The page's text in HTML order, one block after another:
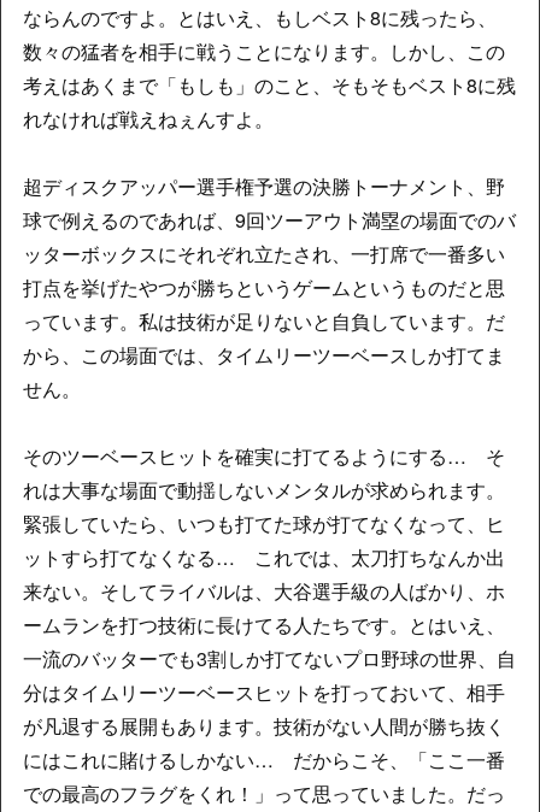
ならんのですよ。とはいえ、もしベスト8に残ったら、
数々の猛者を相手に戦うことになります。しかし、この
考えはあくまで「もしも」のこと、そもそもベスト8に残
れなければ戦えねぇんすよ。
超ディスクアッパー選手権予選の決勝トーナメント、野
球で例えるのであれば、9回ツーアウト満塁の場面でのバ
ッターボックスにそれぞれ立たされ、一打席で一番多い
打点を挙げたやつが勝ちというゲームというものだと思
っています。私は技術が足りないと自負しています。だ
から、この場面では、タイムリーツーベースしか打てま
せん。
そのツーベースヒットを確実に打てるようにする… そ
れは大事な場面で動揺しないメンタルが求められます。
緊張していたら、いつも打てた球が打てなくなって、ヒ
ットすら打てなくなる… これでは、太刀打ちなんか出
来ない。そしてライバルは、大谷選手級の人ばかり、ホ
ームランを打つ技術に長けてる人たちです。とはいえ、
一流のバッターでも3割しか打てないプロ野球の世界、自
分はタイムリーツーベースヒットを打っておいて、相手
が凡退する展開もあります。技術がない人間が勝ち抜く
にはこれに賭けるしかない… だからこそ、「ここ一番
での最高のフラグをくれ！」って思っていました。だっ